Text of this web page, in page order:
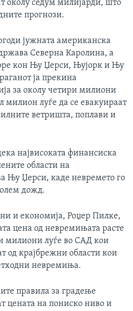
околу седум милијарди, што
прогнози.
јужната американска
Северна Каролина, а
кон Њу Џерси, Њујорк и Њу
ја прекина
за околу четири милиони
милион луѓе да се евакуираат
ветришта, поплави и
највисоката финансиска
области на
Њу Џерси, каде невремето го
дожд.
и економија, Роџер Пилке,
цена од невремињата расте
милиони луѓе во САД кои
од крајбрежни области кои
невремиња.
правила за градење
цената на пониско ниво и